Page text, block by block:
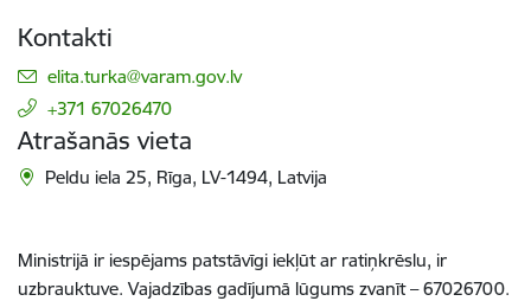
Kontakti
E-pasts:
elita.turka@varam.gov.lv
+371 67026470
Atrašanās vieta
Peldu iela 25, Rīga, LV-1494, Latvija
Ministrijā ir iespējams patstāvīgi iekļūt ar ratiņkrēslu, ir
uzbrauktuve. Vajadzības gadījumā lūgums zvanīt – 67026700.